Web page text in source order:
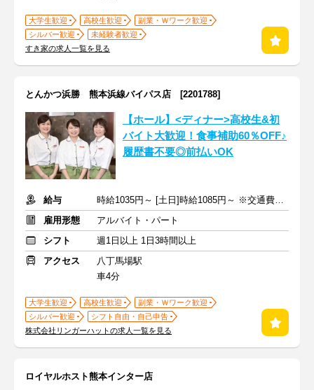
大学生歓迎 高校生歓迎
副業・Ｗワーク歓迎
シルバー歓迎
未経験者歓迎
すき家の求人一覧を見る
とんかつ浜勝 熊本浜線バイパス店 [2201788]
【ホール】<ディナー>高校生&初
バイト大歓迎！食事補助60％OFF♪
履歴書不要◎前払いOK
給与
時給1035円～ [土日]時給1085円～ ※交通費全額支給
雇用形態
アルバイト・パート
シフト
週1日以上 1日3時間以上
アクセス
八丁馬場駅
車4分
大学生歓迎 高校生歓迎
副業・Ｗワーク歓迎
シルバー歓迎
シフト自由・自己申告
株式会社リンガーハットの求人一覧を見る
ロイヤルホスト熊本インター店